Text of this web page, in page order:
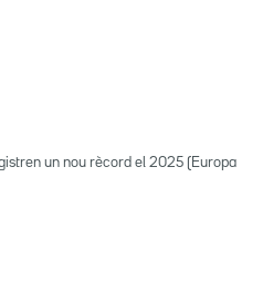
un nou rècord el 2025 (Europa